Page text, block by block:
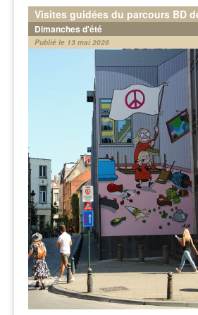
Visites guidées du parcours BD
Dimanches d'été
Publié le 13 mai 2026